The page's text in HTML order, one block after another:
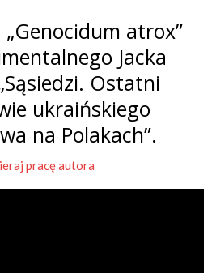
atrox”
Jacka
Ostatni
ukraińskiego
na Polakach”.
pracę autora